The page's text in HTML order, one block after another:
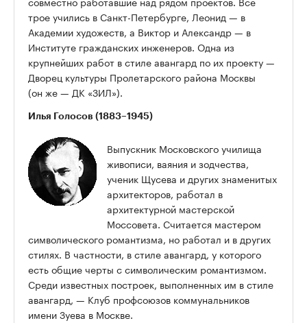
трое учились в Санкт-Петербурге, Леонид — в
Академии художеств, а Виктор и Александр — в
Институте гражданских инженеров. Одна из
крупнейших работ в стиле авангард по их проекту —
Дворец культуры Пролетарского района Москвы
(он же — ДК «ЗИЛ»).
Илья Голосов (1883–1945)
Выпускник Московского училища
живописи, ваяния и зодчества,
ученик Щусева и других знаменитых
архитекторов, работал в
архитектурной мастерской
Моссовета. Считается мастером
символического романтизма, но работал и в других
стилях. В частности, в стиле авангард, у которого
есть общие черты с символическим романтизмом.
Среди известных построек, выполненных им в стиле
авангард, — Клуб профсоюзов коммунальников
имени Зуева в Москве.